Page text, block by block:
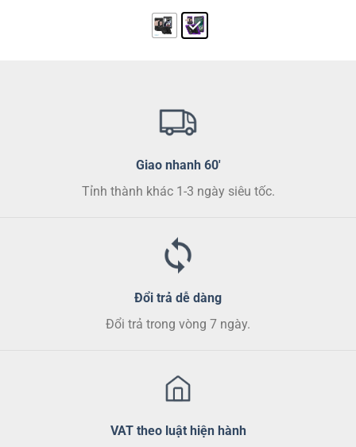
phẩm
này
Các
tùy
có
được
trang
sản
Giao nhanh 60'
Tỉnh thành khác 1-3 ngày siêu tốc.
Đổi trả dễ dàng
Đổi trả trong vòng 7 ngày.
VAT theo luật hiện hành